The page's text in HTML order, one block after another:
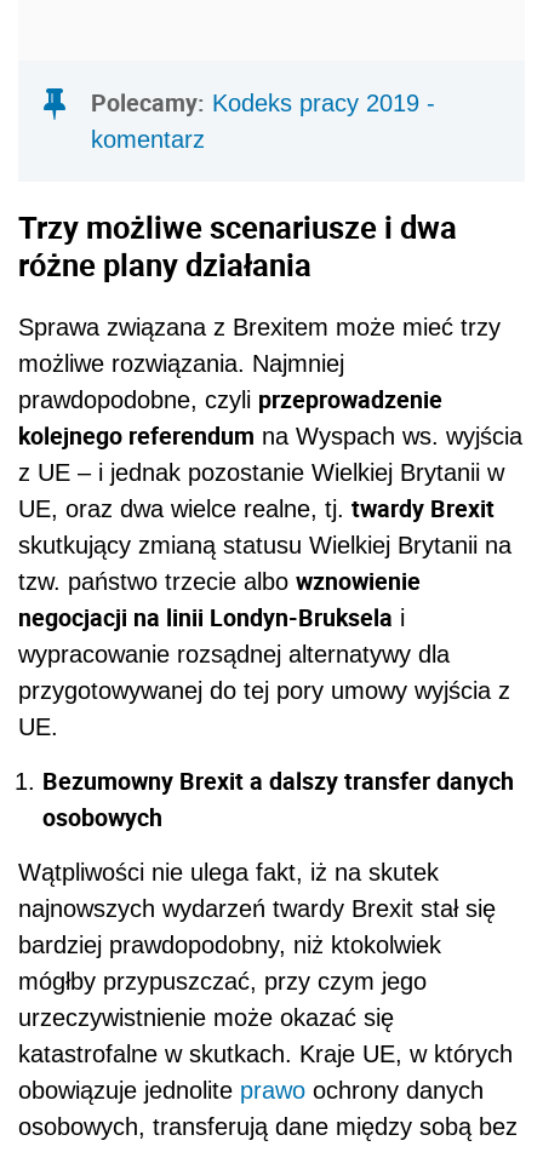
Polecamy: Kodeks pracy 2019 -
komentarz
Trzy możliwe scenariusze i dwa
różne plany działania
Sprawa związana z Brexitem może mieć trzy
możliwe rozwiązania. Najmniej
prawdopodobne, czyli przeprowadzenie
kolejnego referendum na Wyspach ws. wyjścia
z UE – i jednak pozostanie Wielkiej Brytanii w
UE, oraz dwa wielce realne, tj. twardy Brexit
skutkujący zmianą statusu Wielkiej Brytanii na
tzw. państwo trzecie albo wznowienie
negocjacji na linii Londyn-Bruksela i
wypracowanie rozsądnej alternatywy dla
przygotowywanej do tej pory umowy wyjścia z
UE.
Bezumowny Brexit a dalszy transfer danych
osobowych
Wątpliwości nie ulega fakt, iż na skutek
najnowszych wydarzeń twardy Brexit stał się
bardziej prawdopodobny, niż ktokolwiek
mógłby przypuszczać, przy czym jego
urzeczywistnienie może okazać się
katastrofalne w skutkach. Kraje UE, w których
obowiązuje jednolite prawo ochrony danych
osobowych, transferują dane między sobą bez